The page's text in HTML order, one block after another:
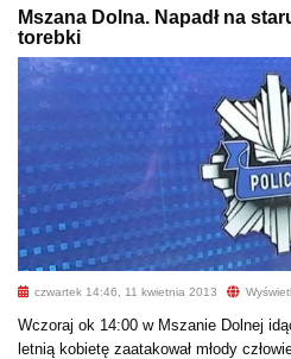
Mszana Dolna. Napadł na
torebki
czwartek 14:46, 11 kwietnia 2013
Wczoraj ok 14:00 w Mszanie Dolnej
letnią kobietę zaatakował młody